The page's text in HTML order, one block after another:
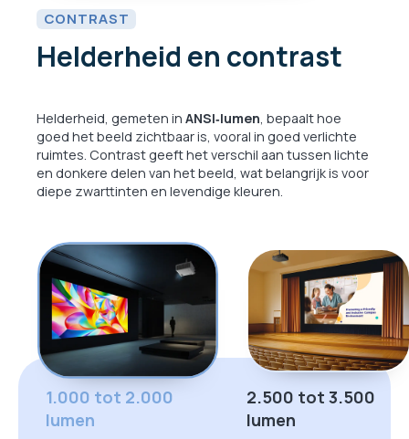
CONTRAST
Helderheid en contrast
Helderheid, gemeten in ANSI‑lumen, bepaalt hoe
goed het beeld zichtbaar is, vooral in goed verlichte
ruimtes. Contrast geeft het verschil aan tussen lichte
en donkere delen van het beeld, wat belangrijk is voor
diepe zwarttinten en levendige kleuren.
1.000 tot 2.000
lumen
2.500 tot 3.500
lumen